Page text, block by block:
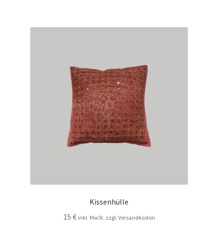
Kissenhülle
15 € inkl. MwSt. zzgl. Versandkosten